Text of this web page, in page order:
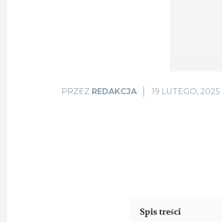
PRZEZ REDAKCJA 19 LUTEGO, 2025
Spis treści